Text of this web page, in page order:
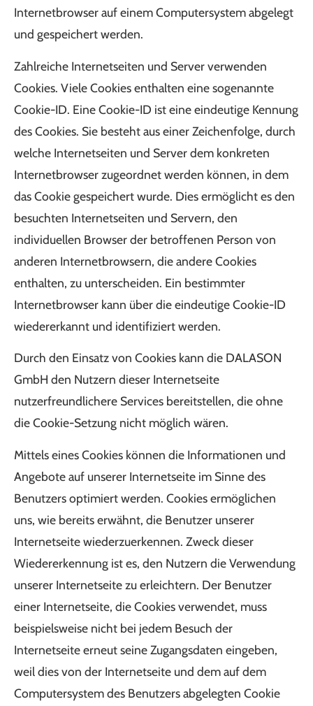
Internetbrowser auf einem Computersystem abgelegt
und gespeichert werden.
Zahlreiche Internetseiten und Server verwenden
Cookies. Viele Cookies enthalten eine sogenannte
Cookie-ID. Eine Cookie-ID ist eine eindeutige Kennung
des Cookies. Sie besteht aus einer Zeichenfolge, durch
welche Internetseiten und Server dem konkreten
Internetbrowser zugeordnet werden können, in dem
das Cookie gespeichert wurde. Dies ermöglicht es den
besuchten Internetseiten und Servern, den
individuellen Browser der betroffenen Person von
anderen Internetbrowsern, die andere Cookies
enthalten, zu unterscheiden. Ein bestimmter
Internetbrowser kann über die eindeutige Cookie-ID
wiedererkannt und identifiziert werden.
Durch den Einsatz von Cookies kann die DALASON
GmbH den Nutzern dieser Internetseite
nutzerfreundlichere Services bereitstellen, die ohne
die Cookie-Setzung nicht möglich wären.
Mittels eines Cookies können die Informationen und
Angebote auf unserer Internetseite im Sinne des
Benutzers optimiert werden. Cookies ermöglichen
uns, wie bereits erwähnt, die Benutzer unserer
Internetseite wiederzuerkennen. Zweck dieser
Wiedererkennung ist es, den Nutzern die Verwendung
unserer Internetseite zu erleichtern. Der Benutzer
einer Internetseite, die Cookies verwendet, muss
beispielsweise nicht bei jedem Besuch der
Internetseite erneut seine Zugangsdaten eingeben,
weil dies von der Internetseite und dem auf dem
Computersystem des Benutzers abgelegten Cookie